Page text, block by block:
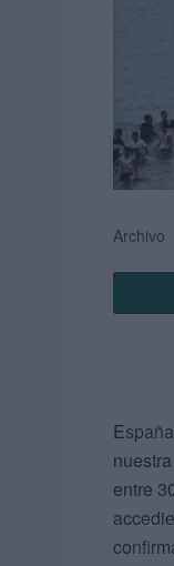
Archivo
entre